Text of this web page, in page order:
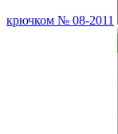
крючком № 08-2011